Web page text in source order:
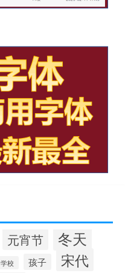
元宵节 冬天
学校 孩子 宋代